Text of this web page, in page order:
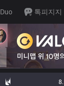
Duo 톡피지지